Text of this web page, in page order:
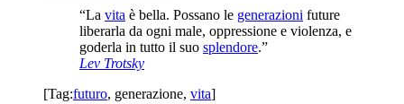
“La vita è bella. Possano le generazioni future
liberarla da ogni male, oppressione e violenza, e
goderla in tutto il suo splendore.”
Lev Trotsky
[Tag:futuro, generazione, vita]